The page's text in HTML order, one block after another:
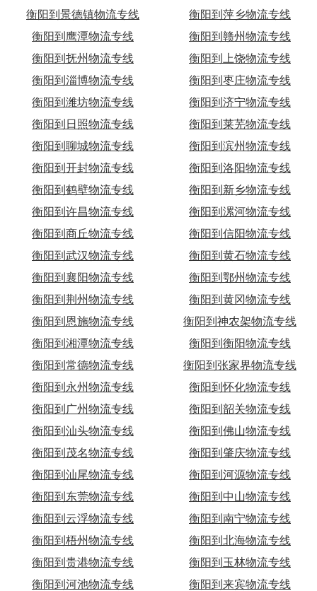
衡阳到景德镇物流专线
衡阳到萍乡物流专线
衡阳到鹰潭物流专线
衡阳到赣州物流专线
衡阳到抚州物流专线
衡阳到上饶物流专线
衡阳到淄博物流专线
衡阳到枣庄物流专线
衡阳到潍坊物流专线
衡阳到济宁物流专线
衡阳到日照物流专线
衡阳到莱芜物流专线
衡阳到聊城物流专线
衡阳到滨州物流专线
衡阳到开封物流专线
衡阳到洛阳物流专线
衡阳到鹤壁物流专线
衡阳到新乡物流专线
衡阳到许昌物流专线
衡阳到漯河物流专线
衡阳到商丘物流专线
衡阳到信阳物流专线
衡阳到武汉物流专线
衡阳到黄石物流专线
衡阳到襄阳物流专线
衡阳到鄂州物流专线
衡阳到荆州物流专线
衡阳到黄冈物流专线
衡阳到恩施物流专线
衡阳到神农架物流专线
衡阳到湘潭物流专线
衡阳到衡阳物流专线
衡阳到常德物流专线
衡阳到张家界物流专线
衡阳到永州物流专线
衡阳到怀化物流专线
衡阳到广州物流专线
衡阳到韶关物流专线
衡阳到汕头物流专线
衡阳到佛山物流专线
衡阳到茂名物流专线
衡阳到肇庆物流专线
衡阳到汕尾物流专线
衡阳到河源物流专线
衡阳到东莞物流专线
衡阳到中山物流专线
衡阳到云浮物流专线
衡阳到南宁物流专线
衡阳到梧州物流专线
衡阳到北海物流专线
衡阳到贵港物流专线
衡阳到玉林物流专线
衡阳到河池物流专线
衡阳到来宾物流专线